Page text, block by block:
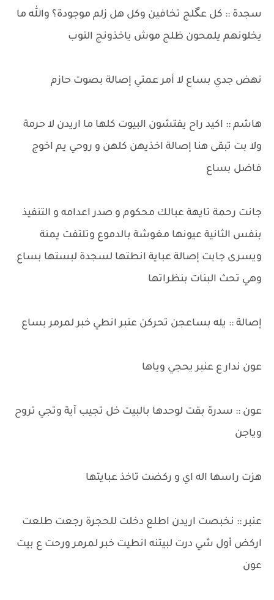
​سجدة :: كل عگلج تخافين وكل هل زلم موجودة؟ والله ما
يخلونهم يلمحون ظلج موش ياخذونج النوب
​نهض جدي بساع لا أمر عمتي إصالة بصوت حازم
​هاشم :: اكيد راح يفتشون البيوت كلها ما اريدن لا حرمة
ولا بت تبقى هنا إصالة اخذيهن كلهن و روحي يم اخوج
فاضل بساع
​جانت رحمة تايهة عبالك محكوم و صدر اعدامه و التنفيذ
بنفس الثانية عيونها مغوشة بالدموع وتلتفت يمنة
ويسرى جابت إصالة عباية انطتها لسجدة لبستها بساع
وهي تحث البنات بنظراتها
​إصالة :: يله بساعجن تحركن عنبر انطي خبر لمرمر بساع
عون ندار ع عنبر يحجي وياها
عون :: سدرة بقت لوحدها بالبيت خل تجيب آية وتجي تروح
وياجن
هزت راسها اله اي و ركضت تاخذ عبايتها
​عنبر :: نخبصت اريدن اطلع دخلت للحجرة رجعت طلعت
اركض أول شي درت لبيتنه انطيت خبر لمرمر ورحت ع بيت
عون